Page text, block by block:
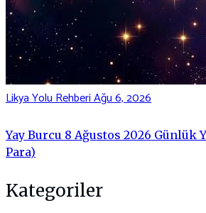
Likya Yolu RehberiAğu 6, 2026
Yay Burcu 8 Ağustos 2026 Günlük
Para)
Kategoriler